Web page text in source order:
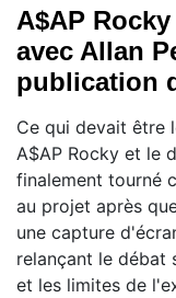
A$AP
avec Allan
publication
Ce qui devait être
A$AP Rocky et le
finalement tourné
au projet après
une capture
relançant le débat
et les limites de